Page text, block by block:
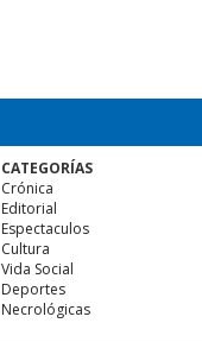
CATEGORÍAS
Crónica
Editorial
Espectaculos
Cultura
Vida Social
Deportes
Necrológicas